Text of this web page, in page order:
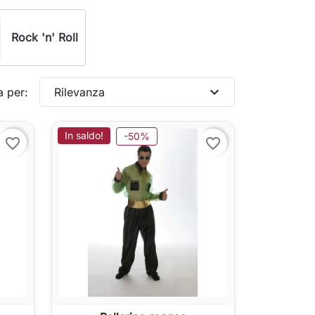
Rock 'n' Roll
per: Rilevanza expand_more
favorite_border In saldo! -50% favorite_border